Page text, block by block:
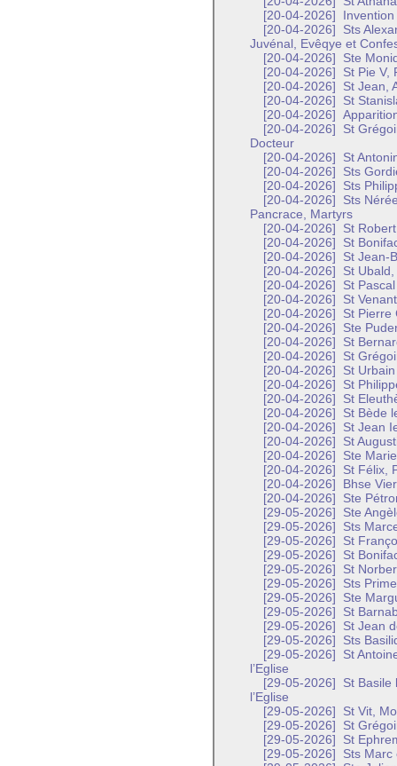
[20-04-2026]
[20-04-2026]
Sts
Juvénal, Evêqye et
[20-04-2026]
Ste
[20-04-2026]
St Pie V,
[20-04-2026]
St Jean,
[20-04-2026]
St
[20-04-2026]
[20-04-2026]
St
Docteur
[20-04-2026]
St
[20-04-2026]
Sts
[20-04-2026]
Sts
[20-04-2026]
Sts
Pancrace, Martyrs
[20-04-2026]
St
[20-04-2026]
St
[20-04-2026]
St Jean-
[20-04-2026]
St
[20-04-2026]
St
[20-04-2026]
St
[20-04-2026]
St Pierre
[20-04-2026]
Ste
[20-04-2026]
St
[20-04-2026]
St
[20-04-2026]
St
[20-04-2026]
St
[20-04-2026]
St
[20-04-2026]
St Bède
[20-04-2026]
St Jean
[20-04-2026]
St
[20-04-2026]
Ste
[20-04-2026]
St Félix,
[20-04-2026]
Bhse
[20-04-2026]
Ste
[29-05-2026]
Ste
[29-05-2026]
Sts
[29-05-2026]
St
[29-05-2026]
St
[29-05-2026]
St
[29-05-2026]
Sts
[29-05-2026]
Ste
[29-05-2026]
St
[29-05-2026]
St Jean
[29-05-2026]
Sts
[29-05-2026]
St
l’Eglise
[29-05-2026]
St Basile
l’Eglise
[29-05-2026]
St Vit,
[29-05-2026]
St
[29-05-2026]
St
[29-05-2026]
Sts Marc